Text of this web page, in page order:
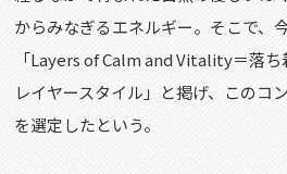
からみなぎるエネルギー。そこで、
「Layers of Calm and Vitality＝落
レイヤースタイル」と掲げ、このコ
を選定したという。